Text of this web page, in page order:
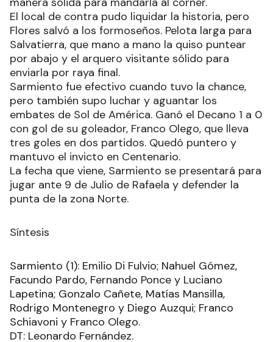
El local de contra pudo liquidar la historia, pero
Flores salvó a los formoseños. Pelota larga para
Salvatierra, que mano a mano la quiso puntear
por abajo y el arquero visitante sólido para
enviarla por raya final.
Sarmiento fue efectivo cuando tuvo la chance,
pero también supo luchar y aguantar los
embates de Sol de América. Ganó el Decano 1 a 0
con gol de su goleador, Franco Olego, que lleva
tres goles en dos partidos. Quedó puntero y
mantuvo el invicto en Centenario.
La fecha que viene, Sarmiento se presentará para
jugar ante 9 de Julio de Rafaela y defender la
punta de la zona Norte.
Síntesis
Sarmiento (1): Emilio Di Fulvio; Nahuel Gómez,
Facundo Pardo, Fernando Ponce y Luciano
Lapetina; Gonzalo Cañete, Matías Mansilla,
Rodrigo Montenegro y Diego Auzqui; Franco
Schiavoni y Franco Olego.
DT: Leonardo Fernández.